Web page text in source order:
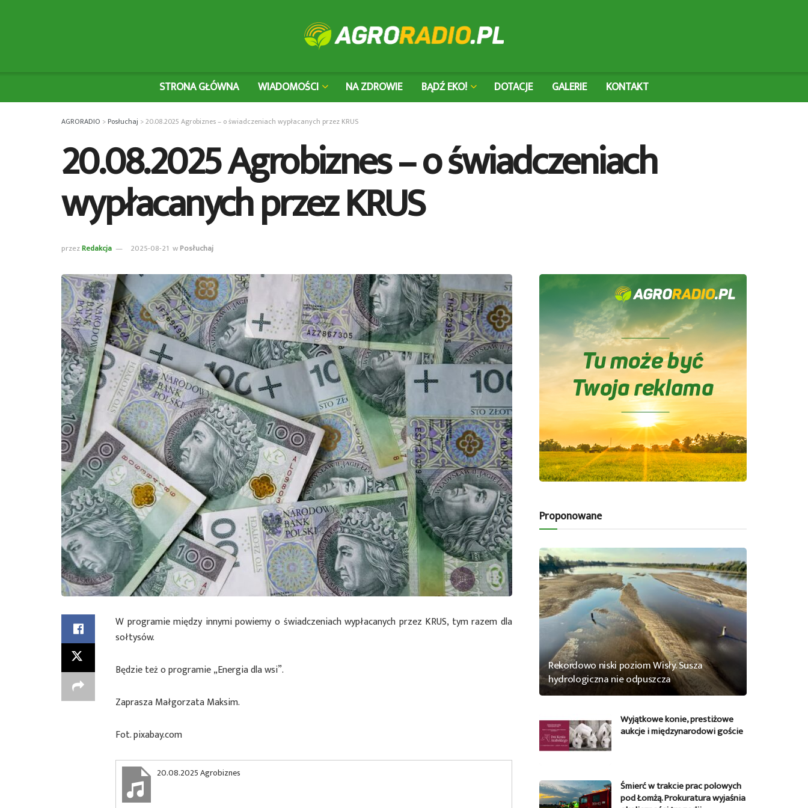
STRONA GŁÓWNA WIADOMOŚCI NA ZDROWIE BĄDŹ EKO! DOTACJE GALERIE KONTAKT
AGRORADIO >Posłuchaj >20.08.2025 Agrobiznes – o świadczeniach wypłacanych przez KRUS
20.08.2025 Agrobiznes – o świadczeniach
wypłacanych przez KRUS
przezRedakcja 2025-08-21 wPosłuchaj
W programie między innymi powiemy o świadczeniach wypłacanych przez KRUS, tym razem dla
sołtysów.
Będzie też o programie „Energia dla wsi”.
Zaprasza Małgorzata Maksim.
Fot. pixabay.com
20.08.2025 Agrobiznes
Proponowane
Rekordowo niski poziom Wisły. Susza
hydrologiczna nie odpuszcza
Wyjątkowe konie, prestiżowe
aukcje i międzynarodowi goście
Śmierć w trakcie prac polowych
pod Łomżą. Prokuratura wyjaśnia